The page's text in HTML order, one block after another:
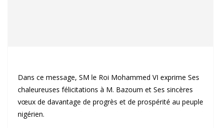
Dans ce message, SM le Roi Mohammed VI exprime Ses
chaleureuses félicitations à M. Bazoum et Ses sincères
vœux de davantage de progrès et de prospérité au peuple
nigérien.